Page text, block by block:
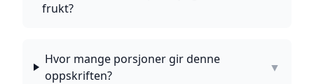
frukt?
Hvor mange porsjoner gir denne
oppskriften?
▼